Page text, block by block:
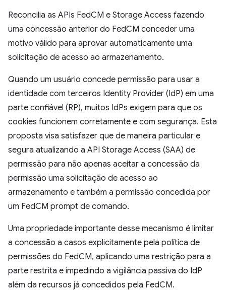
Reconcilia as APIs FedCM e Storage Access fazendo
uma concessão anterior do FedCM conceder uma
motivo válido para aprovar automaticamente uma
solicitação de acesso ao armazenamento.
Quando um usuário concede permissão para usar a
identidade com terceiros Identity Provider (IdP) em uma
parte confiável (RP), muitos IdPs exigem para que os
cookies funcionem corretamente e com segurança. Esta
proposta visa satisfazer que de maneira particular e
segura atualizando a API Storage Access (SAA) de
permissão para não apenas aceitar a concessão da
permissão uma solicitação de acesso ao
armazenamento e também a permissão concedida por
um FedCM prompt de comando.
Uma propriedade importante desse mecanismo é limitar
a concessão a casos explicitamente pela política de
permissões do FedCM, aplicando uma restrição para a
parte restrita e impedindo a vigilância passiva do IdP
além da recursos já concedidos pela FedCM.